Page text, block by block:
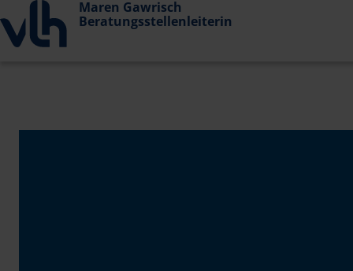
Maren Gawrisch
Beratungsstellenleiterin